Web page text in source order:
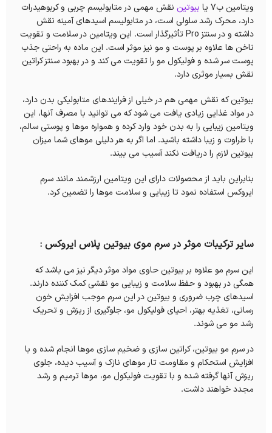
ویتامین ب7 یا
بیوتین نقش مهمی در متابولیسم چربی و کربوهیدرات
دارد، محرک رشد سلولی است، در متابولیسم اسیدهای آمینه نقش
داشته و در سنتز Pro تأثیرگذار است. این ویتامین در سلامت و تقویت
ناخن ها علاوه بر پوست و مو نیز موثر است. این ماده به راحتی جذب
پوست سر شده و فولیکول مو را تقویت می کند و در بهبود سنتز کراتین
نقش بسیار موثری دارد.
بیوتین که نقش مهمی هم در خیلی از فرایندهای متابولیکی بدن دارد،
در مواد غذایی زیادی یافت می شود که می توانید با مصرف آنها، این
ویتامین زیبایی را به بدن خود وارد کرده و همواره موها و پوستی سالم،
با طراوت و زیبا داشته باشید. اما اگر به هر دلیلی موهای شما میزان
بیوتین لازم را دریافت نکند آسیب می ‌بیند.
بنابراین باید از محصولات دارای این ویتامین ارزشمند مانند سرم
ایروکس استفاده نمود تا زیبایی و سلامت موها را تضمین کرد.
سایر ترکیبات موثر در سرم موی بیوتین پلاس ایروکس :
این سرم مو علاوه بر بیوتین حاوی مواد موثر دیگر نیز می باشد که
همگی در بهبود و حفظ سلامت و زیبایی مو نقشی کمک کننده دارند.
اسیدهای چرب ضروری و بیوتین در این سرم موجب افزایش خون
رسانی، تغذیه بهتر، احیای فولیکول مو، جلوگیری از ریزش و تحریک
رشد مو می شوند.
در سرم مو بیوتین، کراتین سازی و ضخیم سازی موها انجام شده و با
افزایش استحکام و مقاومت تار موهای نازک و آسیب دیده، جلوی
ریزش آنها گرفته شده و با تقویت فولیکول مو، موها ترمیم و رشد
مجدد خواهند داشت.